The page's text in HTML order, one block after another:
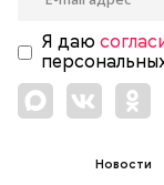
Я даю
Новости